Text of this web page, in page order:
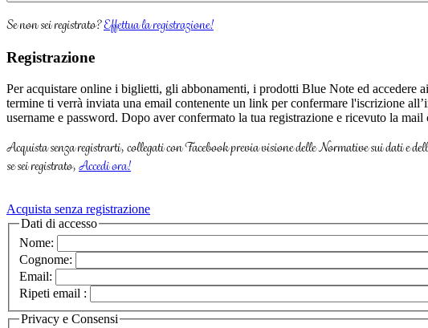
Se non sei registrato?Effettua la registrazione!
Registrazione
Per acquistare online i biglietti, gli abbonamenti, i prodotti Blue Note ed accedere
termine ti verrà inviata una email contenente un link per confermare l'iscrizione
username e password. Dopo aver confermato la tua registrazione e ricevuto la mail
Acquista senza registrarti, collegati con Facebook previa visione delle Normative sui dati e
se sei registrato,Accedi ora!
Acquista senza registrazione
Dati di accesso
Nome:
Cognome:
Email:
Ripeti email :
Privacy e Consensi